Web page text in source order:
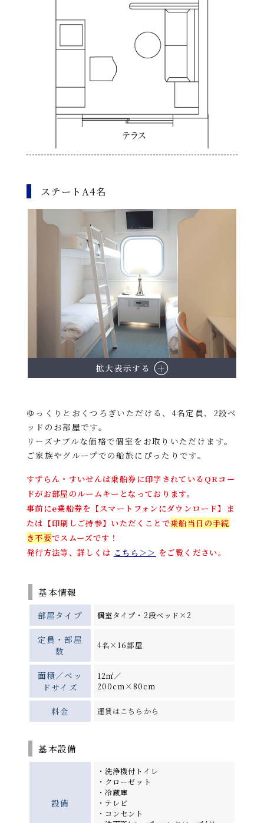
ステートA4名
拡大表示する
ゆっくりとおくつろぎいただける、4名定員、2段ベ
ッドのお部屋です。
リーズナブルな価格で個室をお取りいただけます。
ご家族やグループでの船旅にぴったりです。
すずらん・すいせんは乗船券に印字されているQRコー
ドがお部屋のルームキーとなっております。
事前にe乗船券を【スマートフォンにダウンロード】ま
たは【印刷しご持参】いただくことで乗船当日の手続
き不要でスムーズです！
発行方法等、詳しくは こちら＞＞ をご覧ください。
基本情報
部屋タイプ 個室タイプ・2段ベッド×2
定員・部屋
数
4名×16部屋
面積／ベッ
ドサイズ
12㎡／
200cm×80cm
料金 運賃はこちらから
基本設備
設備
・洗浄機付トイレ
・クローゼット
・冷蔵庫
・テレビ
・コンセント